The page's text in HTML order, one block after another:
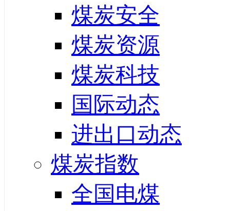
煤炭安全
煤炭资源
煤炭科技
国际动态
进出口动态
煤炭指数
全国电煤